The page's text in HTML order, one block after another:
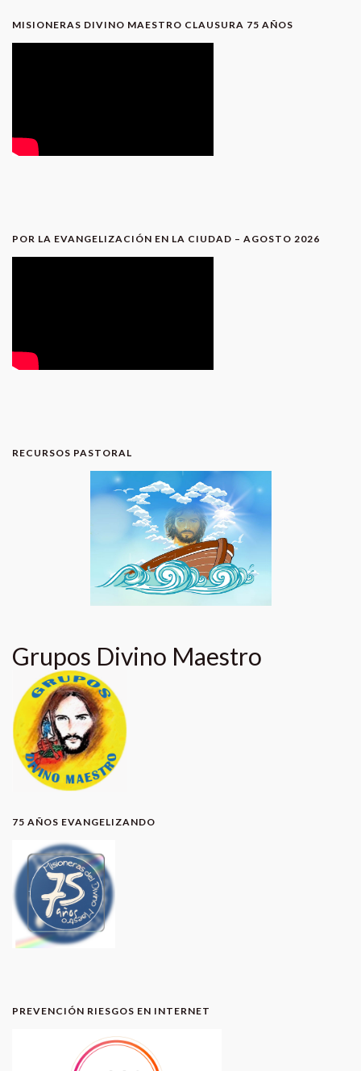
MISIONERAS DIVINO MAESTRO CLAUSURA 75 AÑOS
POR LA EVANGELIZACIÓN EN LA CIUDAD – AGOSTO 2026
RECURSOS PASTORAL
Grupos Divino Maestro
75 AÑOS EVANGELIZANDO
PREVENCIÓN RIESGOS EN INTERNET